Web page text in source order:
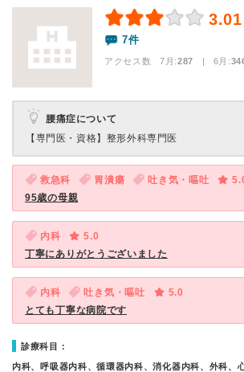
3.01
7件
アクセス数 7月:287 | 6月:
腰痛症について
【専門医・資格】 整形外科専門医
救急科 胃潰瘍 吐き気・嘔吐
95歳の母親
内科
5.0
丁寧にありがとうございました
内科 吐き気・嘔吐
5.0
とても丁寧な病院です
診療科目：
内科、呼吸器内科、循環器内科、消化器内科、外科、